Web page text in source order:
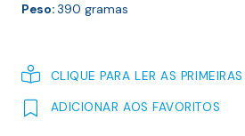
Peso:390 gramas
CLIQUE PARA LER AS
ADICIONAR AOS FAVORITOS